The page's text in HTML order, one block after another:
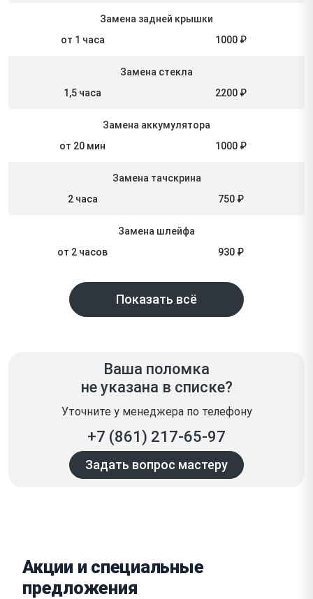
Замена задней крышки
от 1 часа
1000 ₽
Замена стекла
1,5 часа
2200 ₽
Замена аккумулятора
от 20 мин
1000 ₽
Замена тачскрина
2 часа
750 ₽
Замена шлейфа
от 2 часов
930 ₽
Показать всё
Ваша поломка
не указана в списке?
Уточните у менеджера по телефону
+7 (861) 217-65-97
Задать вопрос мастеру
Акции и специальные
предложения